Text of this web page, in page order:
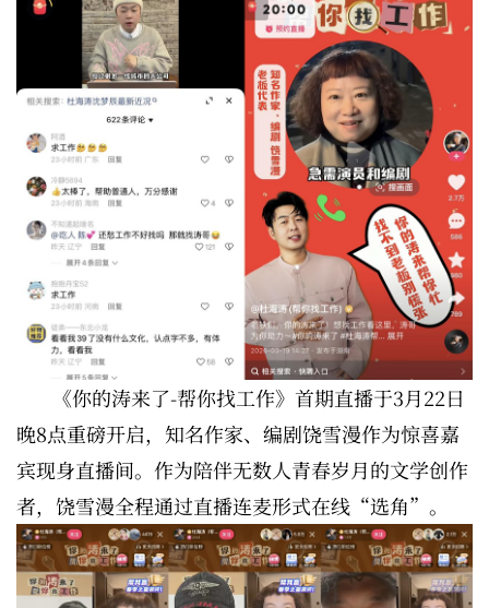
《你的涛来了-帮你找工作》首期直播于3月22日
晚8点重磅开启，知名作家、编剧饶雪漫作为惊喜嘉
宾现身直播间。作为陪伴无数人青春岁月的文学创作
者，饶雪漫全程通过直播连麦形式在线“选角”。